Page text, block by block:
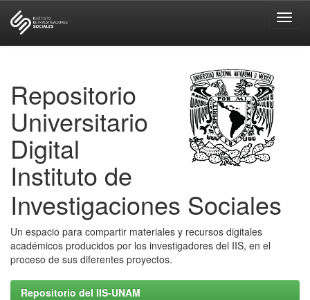
Repositorio
Universitario
Digital
Instituto de
Investigaciones Sociales
Un espacio para compartir materiales y recursos digitales
académicos producidos por los investigadores del IIS, en el
proceso de sus diferentes proyectos.
Repositorio del IIS-UNAM